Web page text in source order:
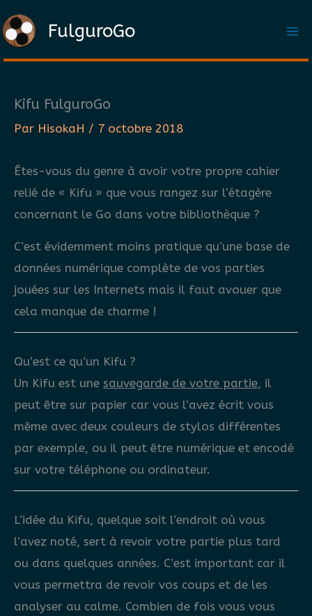
Aller
au
contenu
FulguroGo
Kifu FulguroGo
Par HisokaH / 7 octobre 2018
Êtes-vous du genre à avoir votre propre cahier
relié de « Kifu » que vous rangez sur l’étagère
concernant le Go dans votre bibliothèque ?
C’est évidemment moins pratique qu’une base de
données numérique complète de vos parties
jouées sur les Internets mais il faut avouer que
cela manque de charme !
Qu’est ce qu’un Kifu ?
Un Kifu est une sauvegarde de votre partie, il
peut être sur papier car vous l’avez écrit vous
même avec deux couleurs de stylos différentes
par exemple, ou il peut être numérique et encodé
sur votre téléphone ou ordinateur.
L’idée du Kifu, quelque soit l’endroit où vous
l’avez noté, sert à revoir votre partie plus tard
ou dans quelques années. C’est important car il
vous permettra de revoir vos coups et de les
analyser au calme. Combien de fois vous vous